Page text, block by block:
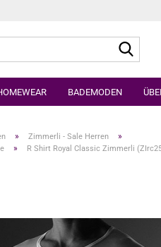
BADEMODEN
» Zimmerli - Sale Herren »
»
R Shirt Royal Classic Zimmerli